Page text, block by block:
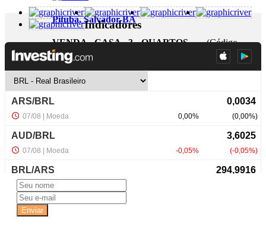
Pituba, Salvador-BA
VENDA CASA 3 QUARTOS- (Código
1510V) –PITUBA
+ Detalhes
R$ 1.900.000,00
Indicadores